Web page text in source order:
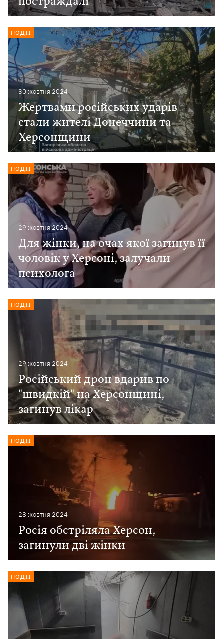
30 жовтня 2024
Жертвами російських ударів
стали жителі Донеччини та
Херсонщини
ПОДІЇ
29 жовтня 2024
Для жінки, на очах якої загинув її
чоловік у Херсоні, залучали
психолога
ПОДІЇ
29 жовтня 2024
Російський дрон вдарив по
"швидкій" на Херсонщині,
загинув лікар
ПОДІЇ
28 жовтня 2024
Росія обстріляла Херсон,
загинули дві жінки
ПОДІЇ
ПОДІЇ